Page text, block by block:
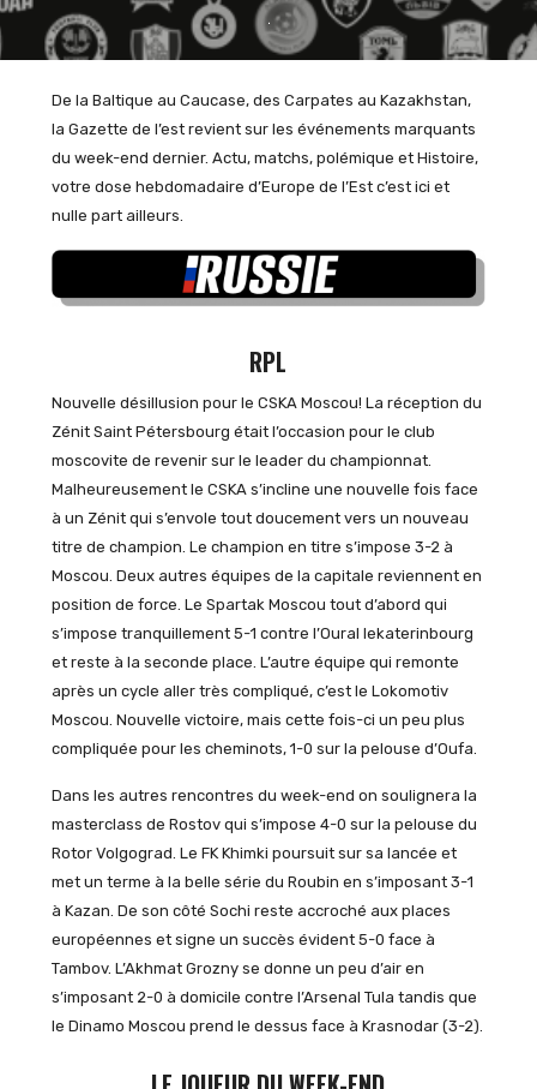
De la Baltique au Caucase, des Carpates au Kazakhstan,
la Gazette de l’est revient sur les événements marquants
du week-end dernier. Actu, matchs, polémique et Histoire,
votre dose hebdomadaire d’Europe de l’Est c’est ici et
nulle part ailleurs.
RPL
Nouvelle désillusion pour le CSKA Moscou! La réception du
Zénit Saint Pétersbourg était l’occasion pour le club
moscovite de revenir sur le leader du championnat.
Malheureusement le CSKA s’incline une nouvelle fois face
à un Zénit qui s’envole tout doucement vers un nouveau
titre de champion. Le champion en titre s’impose 3-2 à
Moscou. Deux autres équipes de la capitale reviennent en
position de force. Le Spartak Moscou tout d’abord qui
s’impose tranquillement 5-1 contre l’Oural Iekaterinbourg
et reste à la seconde place. L’autre équipe qui remonte
après un cycle aller très compliqué, c’est le Lokomotiv
Moscou. Nouvelle victoire, mais cette fois-ci un peu plus
compliquée pour les cheminots, 1-0 sur la pelouse d’Oufa.
Dans les autres rencontres du week-end on soulignera la
masterclass de Rostov qui s’impose 4-0 sur la pelouse du
Rotor Volgograd. Le FK Khimki poursuit sur sa lancée et
met un terme à la belle série du Roubin en s’imposant 3-1
à Kazan. De son côté Sochi reste accroché aux places
européennes et signe un succès évident 5-0 face à
Tambov. L’Akhmat Grozny se donne un peu d’air en
s’imposant 2-0 à domicile contre l’Arsenal Tula tandis que
le Dinamo Moscou prend le dessus face à Krasnodar (3-2).